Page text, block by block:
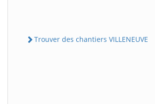
Trouver des chantiers VILLENEUVE